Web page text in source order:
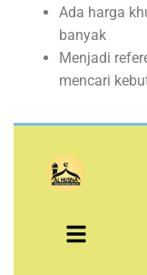
Ada harga
banyak
Menjadi
mencari